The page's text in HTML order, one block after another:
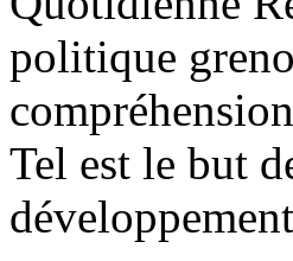
politique
Tel est le but